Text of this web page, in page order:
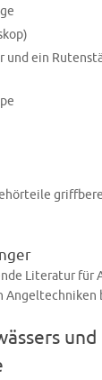
ein
Literatur für
Angeltechniken